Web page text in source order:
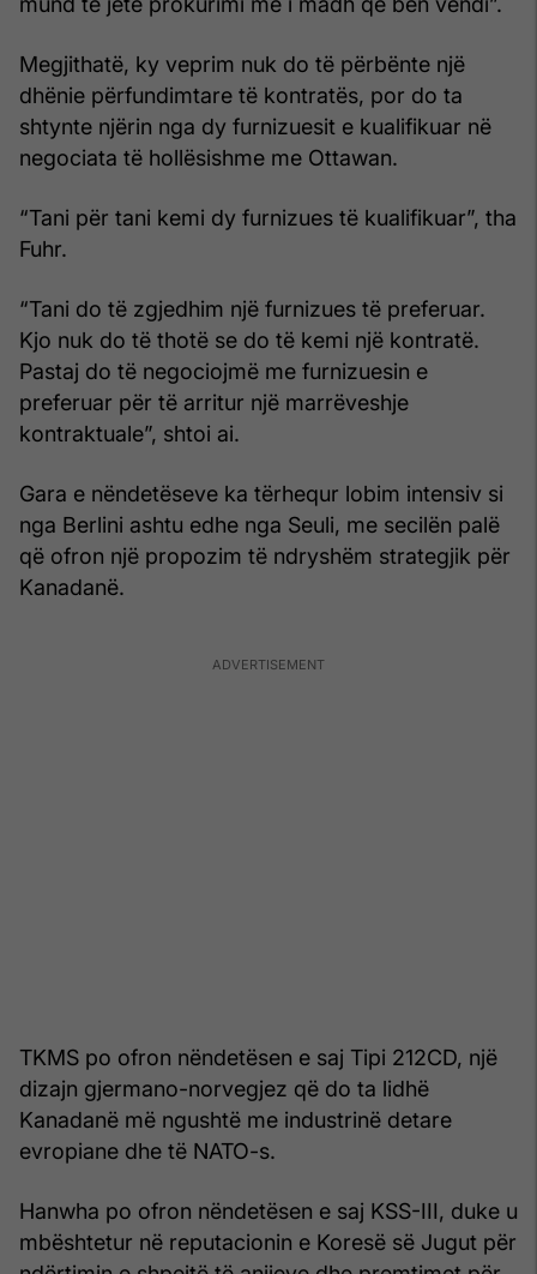
Megjithatë, ky veprim nuk do të përbënte një
dhënie përfundimtare të kontratës, por do ta
shtynte njërin nga dy furnizuesit e kualifikuar në
negociata të hollësishme me Ottawan.
“Tani për tani kemi dy furnizues të kualifikuar”, tha
Fuhr.
“Tani do të zgjedhim një furnizues të preferuar.
Kjo nuk do të thotë se do të kemi një kontratë.
Pastaj do të negociojmë me furnizuesin e
preferuar për të arritur një marrëveshje
kontraktuale”, shtoi ai.
Gara e nëndetëseve ka tërhequr lobim intensiv si
nga Berlini ashtu edhe nga Seuli, me secilën palë
që ofron një propozim të ndryshëm strategjik për
Kanadanë.
TKMS po ofron nëndetësen e saj Tipi 212CD, një
dizajn gjermano-norvegjez që do ta lidhë
Kanadanë më ngushtë me industrinë detare
evropiane dhe të NATO-s.
Hanwha po ofron nëndetësen e saj KSS-III, duke u
mbështetur në reputacionin e Koresë së Jugut për